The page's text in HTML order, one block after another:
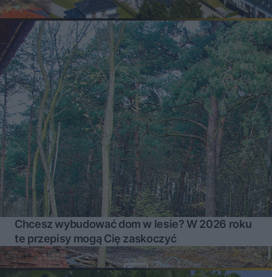
Chcesz wybudować dom w lesie? W 2026 roku
te przepisy mogą Cię zaskoczyć